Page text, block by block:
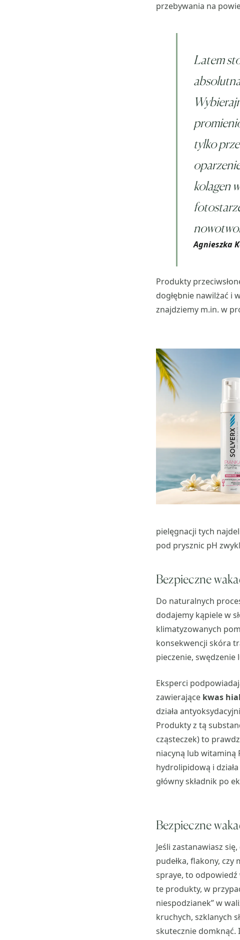
przebywania na
Latem
tylko
kolagen
Agnieszka
Produkty
dogłębnie nawilżać i
znajdziemy m.in. w
pielęgnacji tych
pod prysznic pH
Bezpieczne
Do naturalnych
dodajemy kąpiele w
klimatyzowanych
konsekwencji skóra
pieczenie, swędzenie
Eksperci
zawierające kwas
działa
Produkty z tą
cząsteczek) to
niacyną lub witaminą
hydrolipidową i
główny składnik po
Bezpieczne
Jeśli zastanawiasz
pudełka, flakony,
spraye, to
te produkty, w
niespodzianek” w
kruchych, szklanych
skutecznie domknąć.